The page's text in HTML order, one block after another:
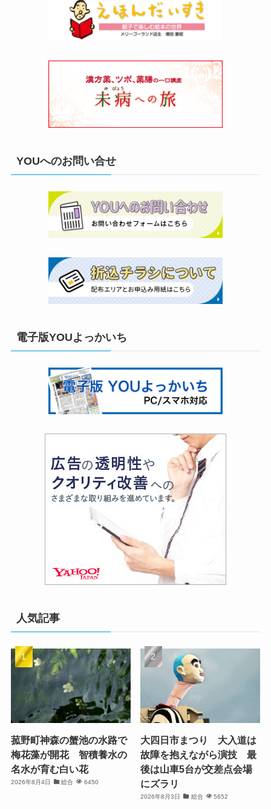
YOUへのお問い合せ
電子版YOUよっかいち
人気記事
菰野町神森の蟹池の水路で
梅花藻が開花 智積養水の
名水が育む白い花
2026年8月4日 総合 6450
大四日市まつり 大入道は
故障を抱えながら演技 最
後は山車5台が交差点会場
にズラリ
2026年8月3日 総合 5652